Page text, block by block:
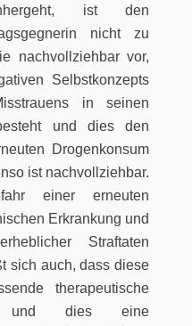
ist den
nicht zu
nachvollziehbar vor,
Selbstkonzepts
in seinen
und dies den
Drogenkonsum
ist nachvollziehbar.
einer erneuten
Erkrankung und
Straftaten
sich auch, dass diese
therapeutische
und dies eine